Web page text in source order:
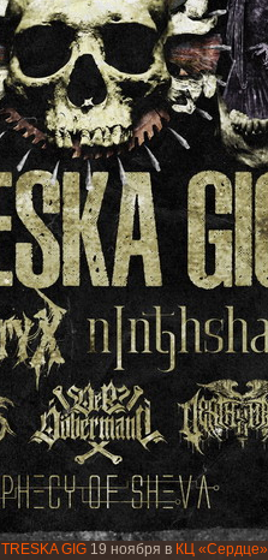
TRESKA GIG 19 ноября в КЦ «Сердце»